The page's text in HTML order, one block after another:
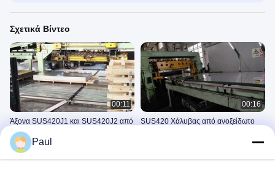
Σχετικά Βίντεο
00:11
Άξονα SUS420J1 και SUS420J2 από
ανοξείδωτο χάλυβα
Stainless Steel Coil Cut To
Lengths Sheets
00:16
SUS420 Χάλυβας από ανοξείδωτο
Paul